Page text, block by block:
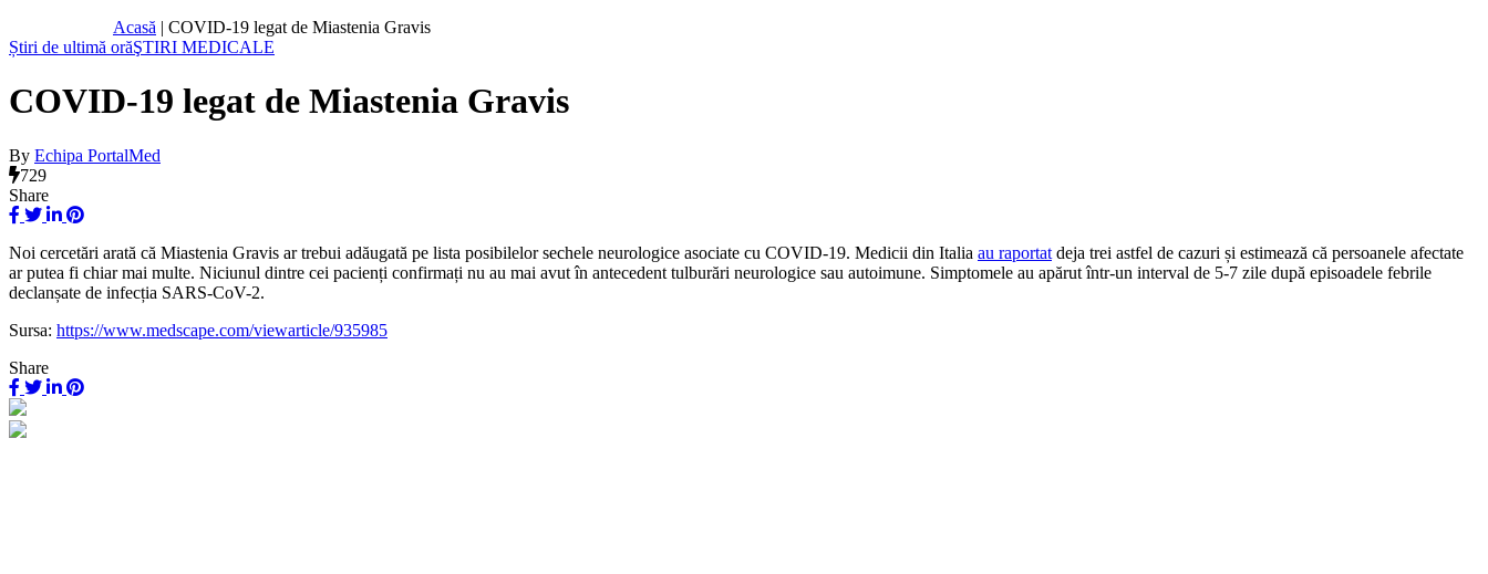
Acasă | COVID-19 legat de Miastenia Gravis
Știri de ultimă orăŞTIRI MEDICALE
COVID-19 legat de Miastenia Gravis
By Echipa PortalMed
729
Share
Noi cercetări arată că Miastenia Gravis ar trebui adăugată pe lista posibilelor sechele neurologice asociate cu COVID-19. Medicii din Italia au raportat deja trei astfel de cazuri și estimează că persoanele afectate
ar putea fi chiar mai multe. Niciunul dintre cei pacienți confirmați nu au mai avut în antecedent tulburări neurologice sau autoimune. Simptomele au apărut într-un interval de 5-7 zile după episoadele febrile
declanșate de infecția SARS-CoV-2.
Sursa: https://www.medscape.com/viewarticle/935985
Share